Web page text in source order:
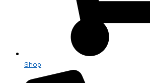
Shop